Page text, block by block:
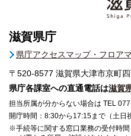
滋賀県庁
県庁アクセスマップ・フロア
〒520-8577 滋賀県大津市京町
県庁各課室への直通電話は滋賀
担当所属が分からない場合は TEL
開庁時間：8:30から17:15まで（土日
※手続等に関する窓口業務の受付時